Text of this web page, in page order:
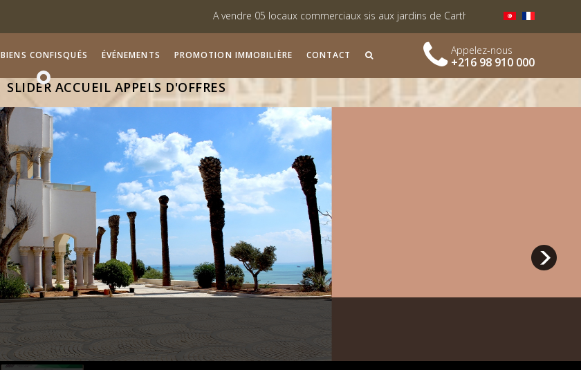
A vendre 05 locaux commerciaux sis aux jardins de Carthage
Liste des biens attribués suite
Vente des lots viabilisés à Monastir « Lotissement El Achaab Golf »
BIENS CONFISQUÉS ÉVÉNEMENTS PROMOTION IMMOBILIÈRE CONTACT Appelez-nous
+216 98 910 000
SLIDER ACCUEIL APPELS D'OFFRES